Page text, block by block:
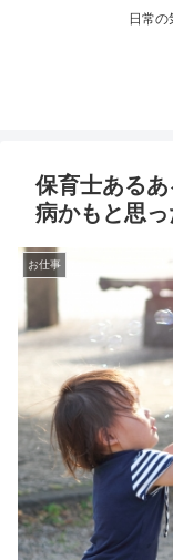
日常の
保育士ある
病かもと思
お仕事